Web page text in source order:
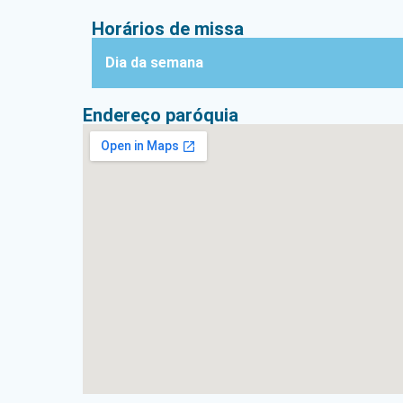
Horários de missa
Dia da semana
Endereço paróquia